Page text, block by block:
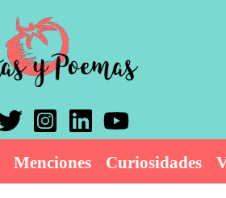
Menciones Curiosidades